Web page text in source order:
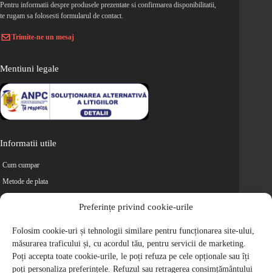
Preferințe privind cookie-urile
Folosim cookie-uri și tehnologii similare pentru funcționarea site-ului,
măsurarea traficului și, cu acordul tău, pentru servicii de marketing.
Poți accepta toate cookie-urile, le poți refuza pe cele opționale sau îți
poți personaliza preferințele. Refuzul sau retragerea consimțământului
Pentru informatii despre produsele prezentate si confirmarea disponibilitatii,
te rugam sa folosesti formularul de contact.
Trimite-ne un mesaj
Mentiuni legale
Informatii utile
Cum cumpar
Metode de plata
Retur
Cariere
Politica de Confidentialitate